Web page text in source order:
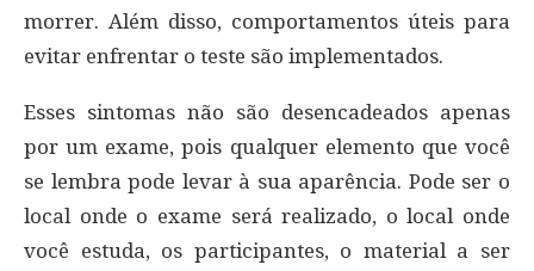
morrer. Além disso, comportamentos úteis para
evitar enfrentar o teste são implementados.
Esses sintomas não são desencadeados apenas
por um exame, pois qualquer elemento que você
se lembra pode levar à sua aparência. Pode ser o
local onde o exame será realizado, o local onde
você estuda, os participantes, o material a ser